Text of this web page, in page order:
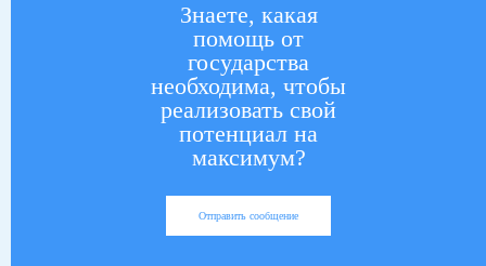
Знаете, какая
помощь от
государства
необходима, чтобы
реализовать свой
потенциал на
максимум?
Отправить сообщение